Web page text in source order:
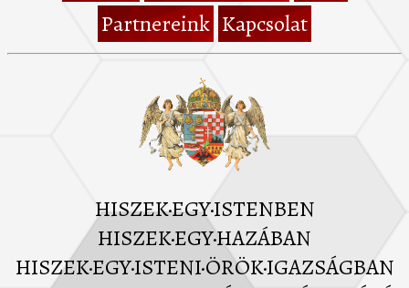
Partnereink Kapcsolat
HISZEK·EGY·ISTENBEN
HISZEK·EGY·HAZÁBAN
HISZEK·EGY·ISTENI·ÖRÖK·IGAZSÁGBAN